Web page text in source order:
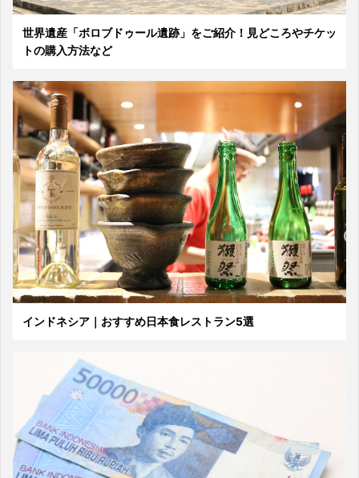
世界遺産「ボロブドゥール遺跡」をご紹介！見どころやチケッ
トの購入方法など
インドネシア｜おすすめ日本食レストラン5選